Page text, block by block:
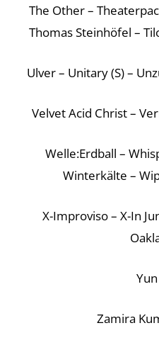
The Other –
Thomas Steinhöfel –
Ulver – Unitary (S) –
Velvet Acid Christ –
Welle:Erdball –
Winterkälte –
X-Improviso – X-In
Zamira